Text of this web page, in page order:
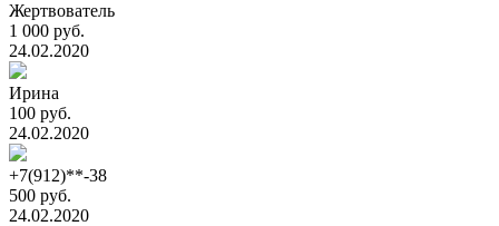
Жертвователь
1 000 руб.
24.02.2020
Ирина
100 руб.
24.02.2020
+7(912)**-38
500 руб.
24.02.2020